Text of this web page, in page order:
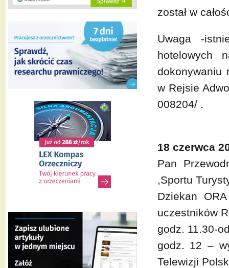
został w
Uwaga -
hotelowych
dokonywaniu
w Rejsie
008204/ .
18 czerwca
Pan
,Sportu
Dziekan
uczestników
godz. 11.30-
godz. 12 –
Telewizji